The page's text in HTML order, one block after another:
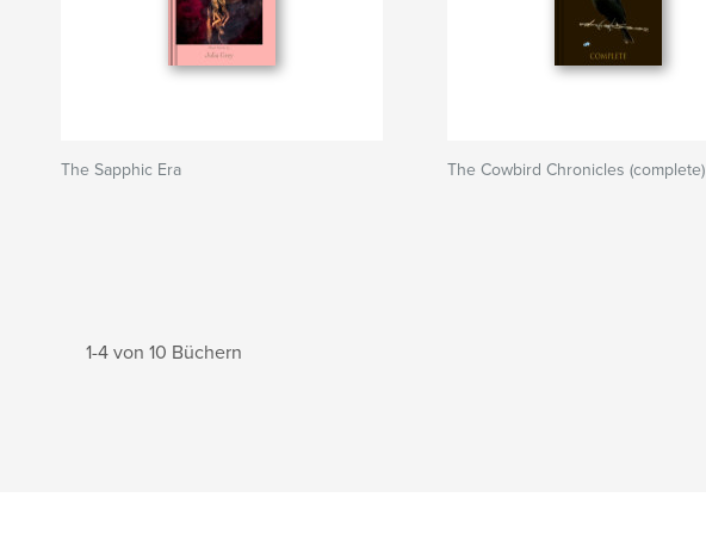
The Sapphic Era The Cowbird Chronicles (complete)
1-4 von 10 Büchern